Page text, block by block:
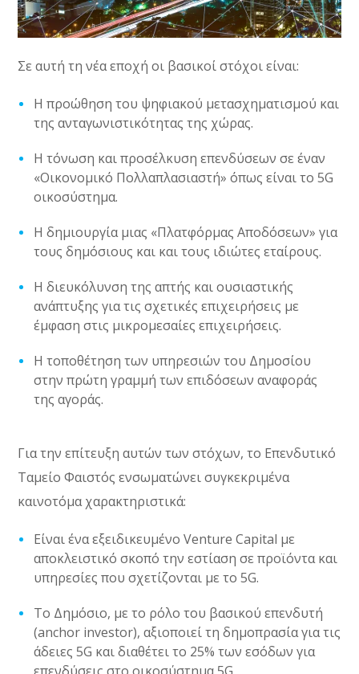
Σε αυτή τη νέα εποχή οι βασικοί στόχοι είναι:
Η προώθηση του ψηφιακού μετασχηματισμού και
της ανταγωνιστικότητας της χώρας.
Η τόνωση και προσέλκυση επενδύσεων σε έναν
«Οικονομικό Πολλαπλασιαστή» όπως είναι το 5G
οικοσύστημα.
Η δημιουργία μιας «Πλατφόρμας Αποδόσεων» για
τους δημόσιους και και τους ιδιώτες εταίρους.
Η διευκόλυνση της απτής και ουσιαστικής
ανάπτυξης για τις σχετικές επιχειρήσεις με
έμφαση στις μικρομεσαίες επιχειρήσεις.
Η τοποθέτηση των υπηρεσιών του Δημοσίου
στην πρώτη γραμμή των επιδόσεων αναφοράς
της αγοράς.
Για την επίτευξη αυτών των στόχων, το Επενδυτικό
Ταμείο Φαιστός ενσωματώνει συγκεκριμένα
καινοτόμα χαρακτηριστικά:
Είναι ένα εξειδικευμένοVenture Capital με
αποκλειστικό σκοπό την εστίαση σε προϊόντα και
υπηρεσίες που σχετίζονται με το 5G.
To Δημόσιο, με το ρόλο του βασικού επενδυτή
(anchor investor), αξιοποιεί τη δημοπρασία για τις
άδειες 5G και διαθέτειτο 25% των εσόδων για